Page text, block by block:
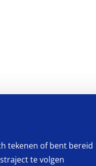
tekenen of bent bereid
te volgen